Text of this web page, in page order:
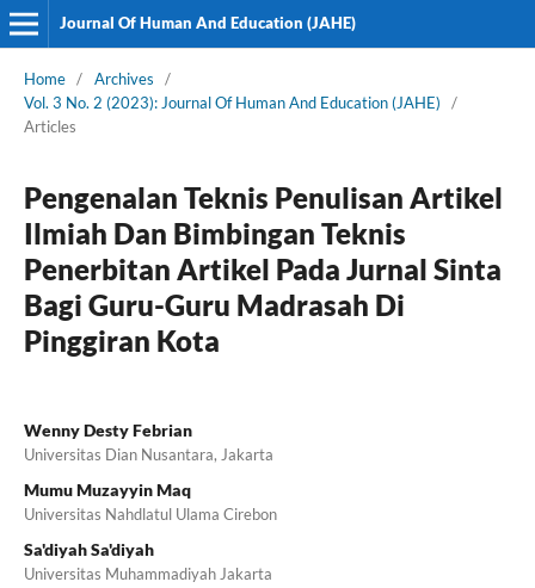
Journal Of Human And Education (JAHE)
Home / Archives
/
Vol. 3 No. 2 (2023): Journal Of Human And Education (JAHE)
/
Articles
Pengenalan Teknis Penulisan Artikel
Ilmiah Dan Bimbingan Teknis
Penerbitan Artikel Pada Jurnal Sinta
Bagi Guru-Guru Madrasah Di
Pinggiran Kota
Wenny Desty Febrian
Universitas Dian Nusantara, Jakarta
Mumu Muzayyin Maq
Universitas Nahdlatul Ulama Cirebon
Sa'diyah Sa'diyah
Universitas Muhammadiyah Jakarta